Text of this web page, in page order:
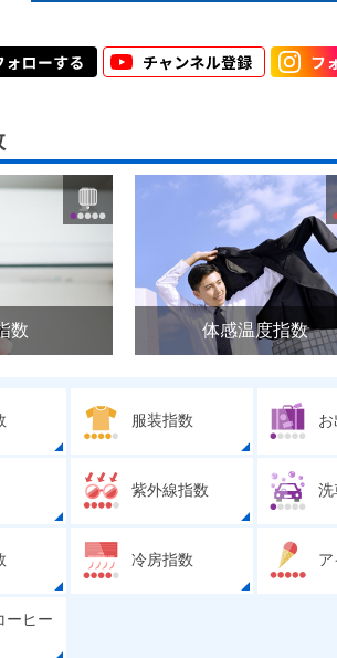
数 体感温度指数
服装指数
紫外線指数 洗
冷房指数
ーヒー